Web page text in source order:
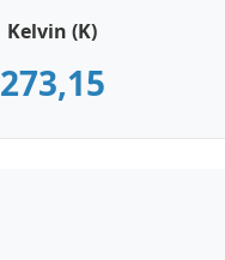
Kelvin (K)
273,15